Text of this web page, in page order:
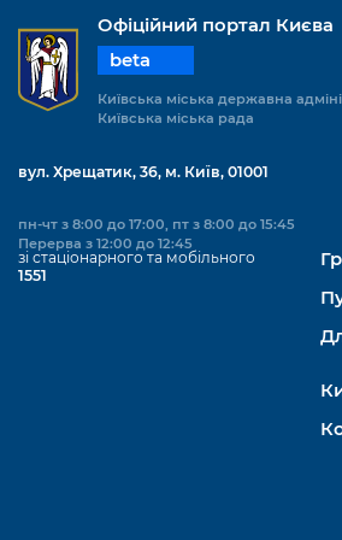
Kyiv International Relations
Річні звіти
Гендерна політика
Київська міська військова
Портал Захисників та
Безбар'єрність
Міський застосунок Київ
Важливе під час воєнного
Уряд» – місцевий рівень»
Важливе під час воєнного
Про відкриті дані
Портал даних Києва
Публічні дашборди
Офіційний портал Києва
beta
Київська міська державна
Київська міська рада
вул. Хрещатик, 36, м. Київ, 01001
пн-чт з 8:00 до 17:00, пт з 8:00 до 15:45
Перерва з 12:00 до 12:45
зі стаціонарного та мобільного
1551